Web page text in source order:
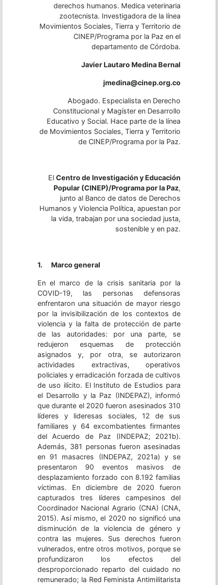
derechos humanos. Medica veterinaria
zootecnista. Investigadora de la línea
Movimientos Sociales, Tierra y Territorio de
CINEP/Programa por la Paz en el
departamento de Córdoba.
Javier Lautaro Medina Bernal
jmedina@cinep.org.co
Abogado. Especialista en Derecho
Constitucional y Magíster en Desarrollo
Educativo y Social. Hace parte de la línea
de Movimientos Sociales, Tierra y Territorio
de CINEP/Programa por la Paz.
ElCentro de Investigación y Educación
Popular (CINEP)/Programa por la Paz,
junto al Banco de datos de Derechos
Humanos y Violencia Política, apuestan por
la vida, trabajan por una sociedad justa,
sostenible y en paz.
1. Marco general
En el marco de la crisis sanitaria por la
COVID-19, las personas defensoras
enfrentaron una situación de mayor riesgo
por la invisibilización de los contextos de
violencia y la falta de protección de parte
de las autoridades: por una parte, se
redujeron esquemas de protección
asignados y, por otra, se autorizaron
actividades extractivas, operativos
policiales y erradicación forzada de cultivos
de uso ilícito. El Instituto de Estudios para
el Desarrollo y la Paz (INDEPAZ), informó
que durante el 2020 fueron asesinados 310
líderes y lideresas sociales, 12 de sus
familiares y 64 excombatientes firmantes
del Acuerdo de Paz (INDEPAZ; 2021b).
Además, 381 personas fueron asesinadas
en 91 masacres (INDEPAZ, 2021a) y se
presentaron 90 eventos masivos de
desplazamiento forzado con 8.192 familias
víctimas. En diciembre de 2020 fueron
capturados tres líderes campesinos del
Coordinador Nacional Agrario (CNA) (CNA,
2015). Así mismo, el 2020 no significó una
disminución de la violencia de género y
contra las mujeres. Sus derechos fueron
vulnerados, entre otros motivos, porque se
profundizaron los efectos del
desproporcionado reparto del cuidado no
remunerado; la Red Feminista Antimilitarista